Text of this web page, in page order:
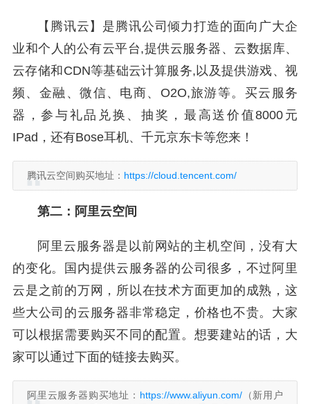
【腾讯云】是腾讯公司倾力打造的面向广大企
业和个人的公有云平台,提供云服务器、云数据库、
云存储和CDN等基础云计算服务,以及提供游戏、视
频、金融、微信、电商、O2O,旅游等。买云服务
器，参与礼品兑换、抽奖，最高送价值8000元
IPad，还有Bose耳机、千元京东卡等您来！
腾讯云空间购买地址： https://cloud.tencent.com/
第二：阿里云空间
阿里云服务器是以前网站的主机空间，没有大
的变化。国内提供云服务器的公司很多，不过阿里
云是之前的万网，所以在技术方面更加的成熟，这
些大公司的云服务器非常稳定，价格也不贵。大家
可以根据需要购买不同的配置。想要建站的话，大
家可以通过下面的链接去购买。
阿里云服务器购买地址： https://www.aliyun.com/（新用户